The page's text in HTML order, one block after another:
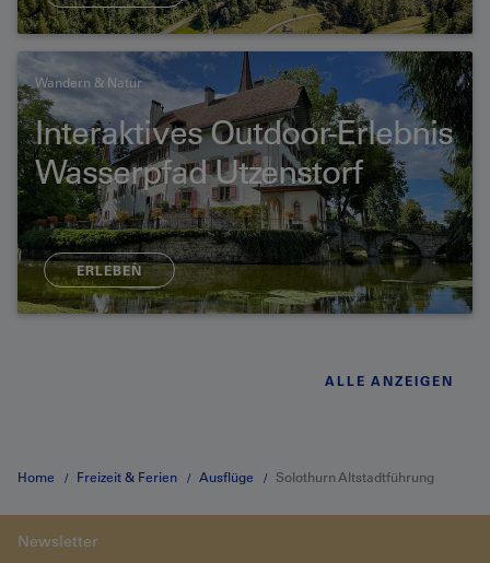
Wandern & Natur
Interaktives Outdoor-Erlebnis
Wasserpfad Utzenstorf
ERLEBEN
ALLE ANZEIGEN
Home Freizeit & Ferien Ausflüge Solothurn Altstadtführung